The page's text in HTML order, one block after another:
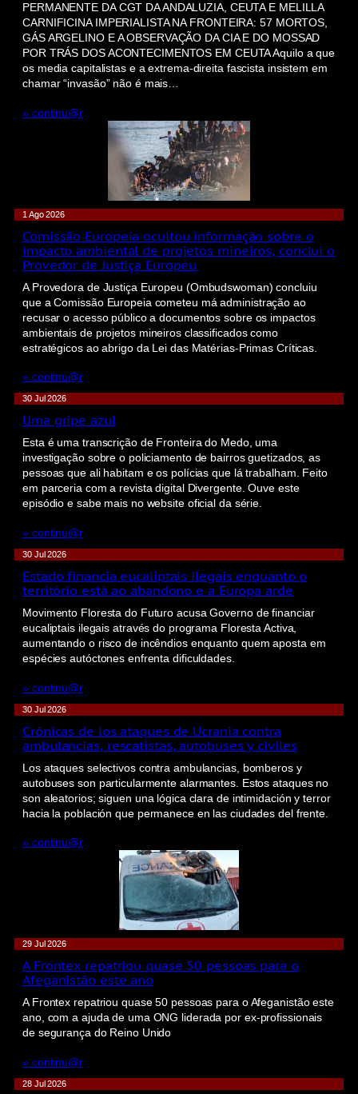
PERMANENTE DA CGT DA ANDALUZIA, CEUTA E MELILLA
CARNIFICINA IMPERIALISTA NA FRONTEIRA: 57 MORTOS,
GÁS ARGELINO E A OBSERVAÇÃO DA CIA E DO MOSSAD
POR TRÁS DOS ACONTECIMENTOS EM CEUTA Aquilo a que
os media capitalistas e a extrema-direita fascista insistem em
chamar “invasão” não é mais…
» continu@r
1 Ago 2026
Comissão Europeia ocultou informação sobre o
impacto ambiental de projetos mineiros, conclui o
Provedor de Justiça Europeu
A Provedora de Justiça Europeu (Ombudswoman) concluiu
que a Comissão Europeia cometeu má administração ao
recusar o acesso público a documentos sobre os impactos
ambientais de projetos mineiros classificados como
estratégicos ao abrigo da Lei das Matérias-Primas Críticas.
» continu@r
30 Jul 2026
Uma gripe azul
Esta é uma transcrição de Fronteira do Medo, uma
investigação sobre o policiamento de bairros guetizados, as
pessoas que ali habitam e os polícias que lá trabalham. Feito
em parceria com a revista digital Divergente. Ouve este
episódio e sabe mais no website oficial da série.
» continu@r
30 Jul 2026
Estado financia eucaliptais ilegais enquanto o
território está ao abandono e a Europa arde
Movimento Floresta do Futuro acusa Governo de financiar
eucaliptais ilegais através do programa Floresta Activa,
aumentando o risco de incêndios enquanto quem aposta em
espécies autóctones enfrenta dificuldades.
» continu@r
30 Jul 2026
Crónicas de los ataques de Ucrania contra
ambulancias, rescatistas, autobuses y civiles
Los ataques selectivos contra ambulancias, bomberos y
autobuses son particularmente alarmantes. Estos ataques no
son aleatorios; siguen una lógica clara de intimidación y terror
hacia la población que permanece en las ciudades del frente.
» continu@r
29 Jul 2026
A Frontex repatriou quase 50 pessoas para o
Afeganistão este ano
A Frontex repatriou quase 50 pessoas para o Afeganistão este
ano, com a ajuda de uma ONG liderada por ex-profissionais
de segurança do Reino Unido
» continu@r
28 Jul 2026